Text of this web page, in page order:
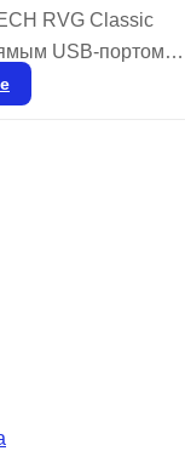
RVG Classic
USB-портом
и
решением
операторов. Он
из одной
не прерывая
Подходит для
и горизонтальных
для всех
рентгенограмм,
высокое качество
в широком